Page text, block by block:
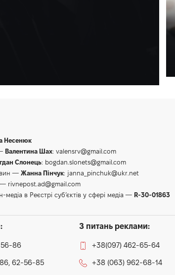
військовослужбовця та дитячого
Несенюк
Валентина Шах: valensrv@gmail.com
Слонець: bogdan.slonets@gmail.com
— Жанна Пінчук: janna_pinchuk@ukr.net
— rivnepost.ad@gmail.com
медіа в Реєстрі суб’єктів у сфері медіа — R-30-01863
86
62-56-85
З питань реклами:
+38(097) 462-65-64
+38 (063) 962-68-14